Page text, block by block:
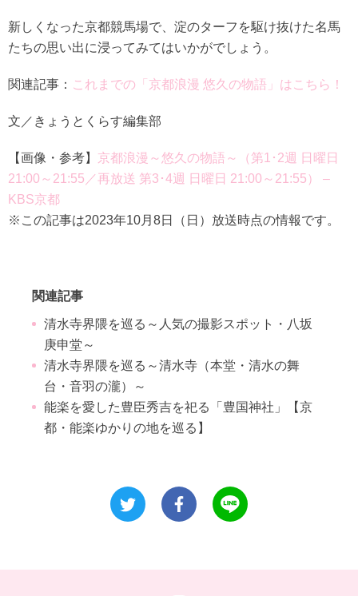
新しくなった京都競馬場で、淀のターフを駆け抜けた名馬
たちの思い出に浸ってみてはいかがでしょう。
関連記事： これまでの「京都浪漫 悠久の物語」はこちら！
文／きょうとくらす編集部
【画像・参考】 京都浪漫～悠久の物語～（第1･2週 日曜日
21:00～21:55／再放送 第3･4週 日曜日 21:00～21:55） –
KBS京都
※この記事は2023年10月8日（日）放送時点の情報です。
関連記事
清水寺界隈を巡る～人気の撮影スポット・八坂
庚申堂～
清水寺界隈を巡る～清水寺（本堂・清水の舞
台・音羽の瀧）～
能楽を愛した豊臣秀吉を祀る「豊国神社」【京
都・能楽ゆかりの地を巡る】